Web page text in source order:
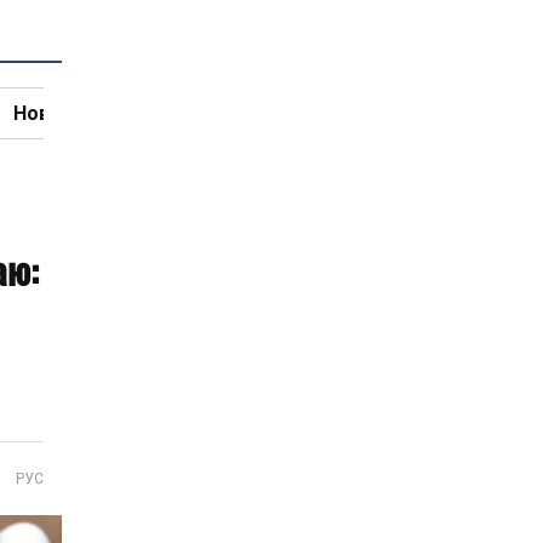
Новини кулінарії
РУС